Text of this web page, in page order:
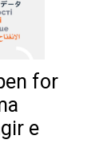
for
e